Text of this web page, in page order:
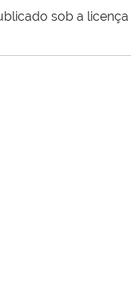
sob a licença